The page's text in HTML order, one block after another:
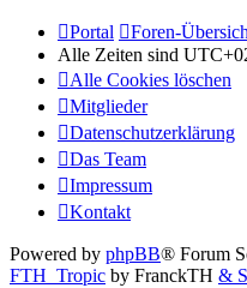
Portal
Foren-
Alle Zeiten sind
Alle Cookies löschen
Mitglieder
Datenschutzerklärung
Das Team
Impressum
Kontakt
Powered by phpBB® Forum
FTH_Tropic by FranckTH &